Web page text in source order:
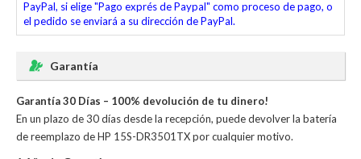
PayPal, si elige "Pago exprés de Paypal" como proceso de pago, o
el pedido se enviará a su dirección de PayPal.
Garantía
Garantía 30 Días – 100% devolución de tu dinero!
En un plazo de 30 días desde la recepción, puede devolver la batería
de reemplazo de HP 15S-DR3501TXpor cualquier motivo.